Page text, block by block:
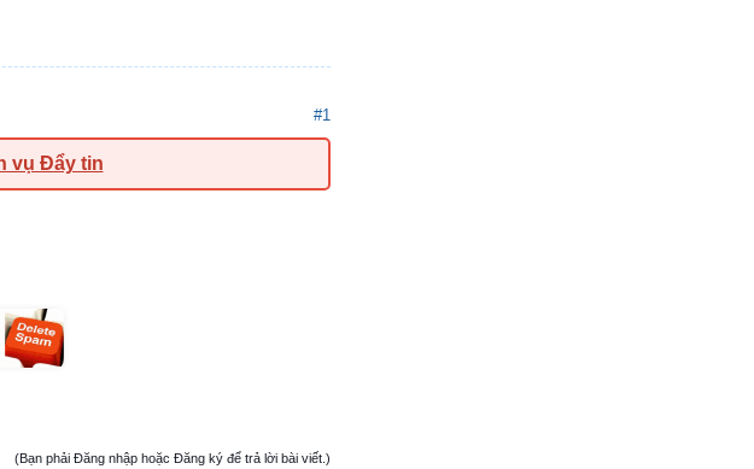
#1
vụ Đẩy tin
(Bạn phải Đăng nhập hoặc Đăng ký để trả lời bài viết.)